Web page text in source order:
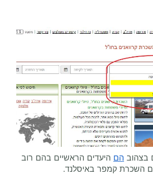
בצהוב הם היעדים הראשיים בהם רוב
השכרת קמפר באיסלנד.